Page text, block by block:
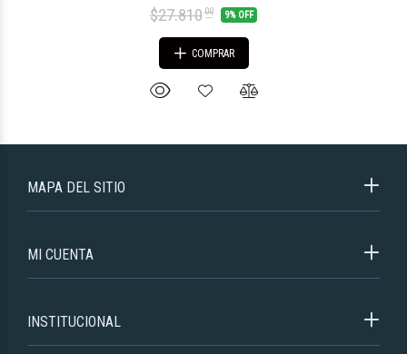
$27.81000 9% OFF
COMPRAR
MAPA DEL SITIO
MI CUENTA
INSTITUCIONAL